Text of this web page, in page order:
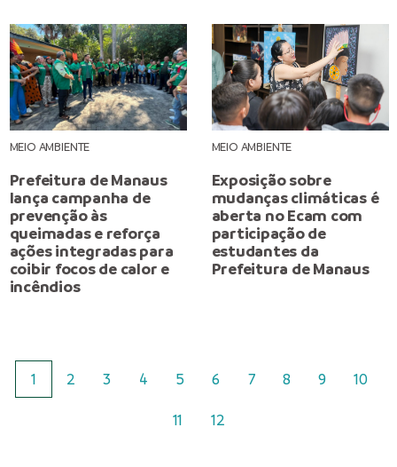
MEIO AMBIENTE
Prefeitura de Manaus
lança campanha de
prevenção às
queimadas e reforça
ações integradas para
coibir focos de calor e
incêndios
MEIO AMBIENTE
Exposição sobre
mudanças climáticas é
aberta no Ecam com
participação de
estudantes da
Prefeitura de Manaus
1 2 3 4 5 6 7 8 9 10
11 12